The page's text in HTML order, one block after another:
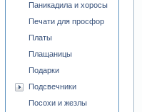
Паникадила и хоросы
Печати для просфор
Платы
Плащаницы
Подарки
Подсвечники
Посохи и жезлы